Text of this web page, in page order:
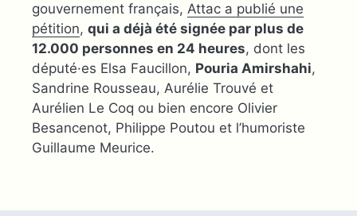
gouvernement français, Attac a publié une
pétition, qui a déjà été signée par plus de
12.000 personnes en 24 heures, dont les
député·es Elsa Faucillon, Pouria Amirshahi,
Sandrine Rousseau, Aurélie Trouvé et
Aurélien Le Coq ou bien encore Olivier
Besancenot, Philippe Poutou et l’humoriste
Guillaume Meurice.